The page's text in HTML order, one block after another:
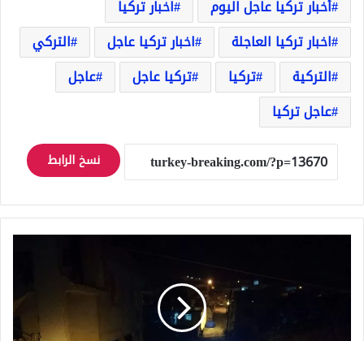
أخبار تركيا عاجل اليوم
اخبار تركيا
اخبار تركيا العاجلة
اخبار تركيا عاجل
التركي
التركية
تركيا تركيا عاجل
عاجل
عاجل تركيا
نسخ الرابط